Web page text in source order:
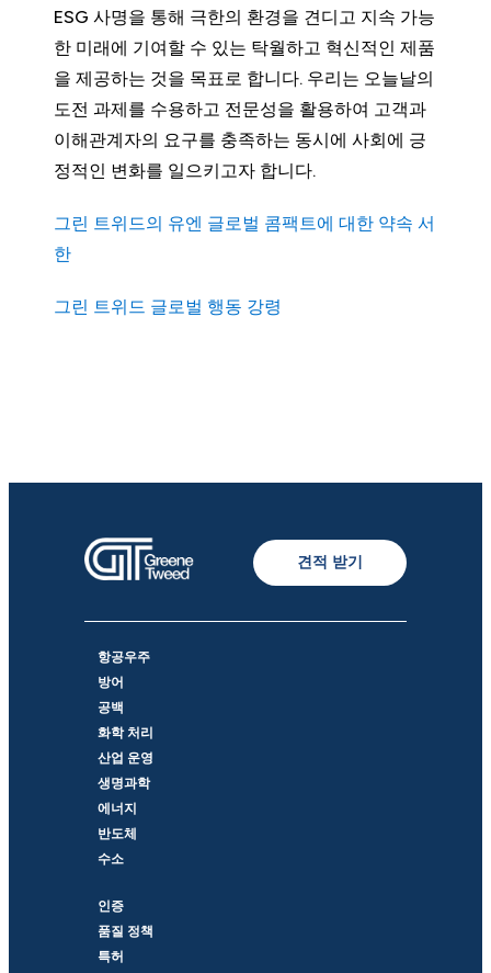
ESG 사명을 통해 극한의 환경을 견디고 지속 가능
한 미래에 기여할 수 있는 탁월하고 혁신적인 제품
을 제공하는 것을 목표로 합니다. 우리는 오늘날의
도전 과제를 수용하고 전문성을 활용하여 고객과
이해관계자의 요구를 충족하는 동시에 사회에 긍
정적인 변화를 일으키고자 합니다.
그린 트위드의 유엔 글로벌 콤팩트에 대한 약속 서
한
그린 트위드 글로벌 행동 강령
견적 받기
항공우주
방어
공백
화학 처리
산업 운영
생명과학
에너지
반도체
수소
인증
품질 정책
특허